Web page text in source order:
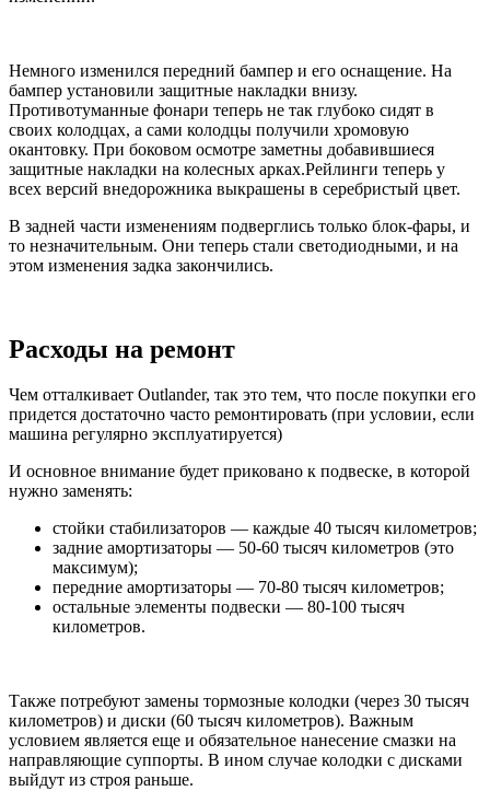
Немного изменился передний бампер и его оснащение. На
бампер установили защитные накладки внизу.
Противотуманные фонари теперь не так глубоко сидят в
своих колодцах, а сами колодцы получили хромовую
окантовку. При боковом осмотре заметны добавившиеся
защитные накладки на колесных арках.Рейлинги теперь у
всех версий внедорожника выкрашены в серебристый цвет.
В задней части изменениям подверглись только блок-фары, и
то незначительным. Они теперь стали светодиодными, и на
этом изменения задка закончились.
Расходы на ремонт
Чем отталкивает Outlander, так это тем, что после покупки его
придется достаточно часто ремонтировать (при условии, если
машина регулярно эксплуатируется)
И основное внимание будет приковано к подвеске, в которой
нужно заменять:
стойки стабилизаторов — каждые 40 тысяч километров;
задние амортизаторы — 50-60 тысяч километров (это
максимум);
передние амортизаторы — 70-80 тысяч километров;
остальные элементы подвески — 80-100 тысяч
километров.
Также потребуют замены тормозные колодки (через 30 тысяч
километров) и диски (60 тысяч километров). Важным
условием является еще и обязательное нанесение смазки на
направляющие суппорты. В ином случае колодки с дисками
выйдут из строя раньше.